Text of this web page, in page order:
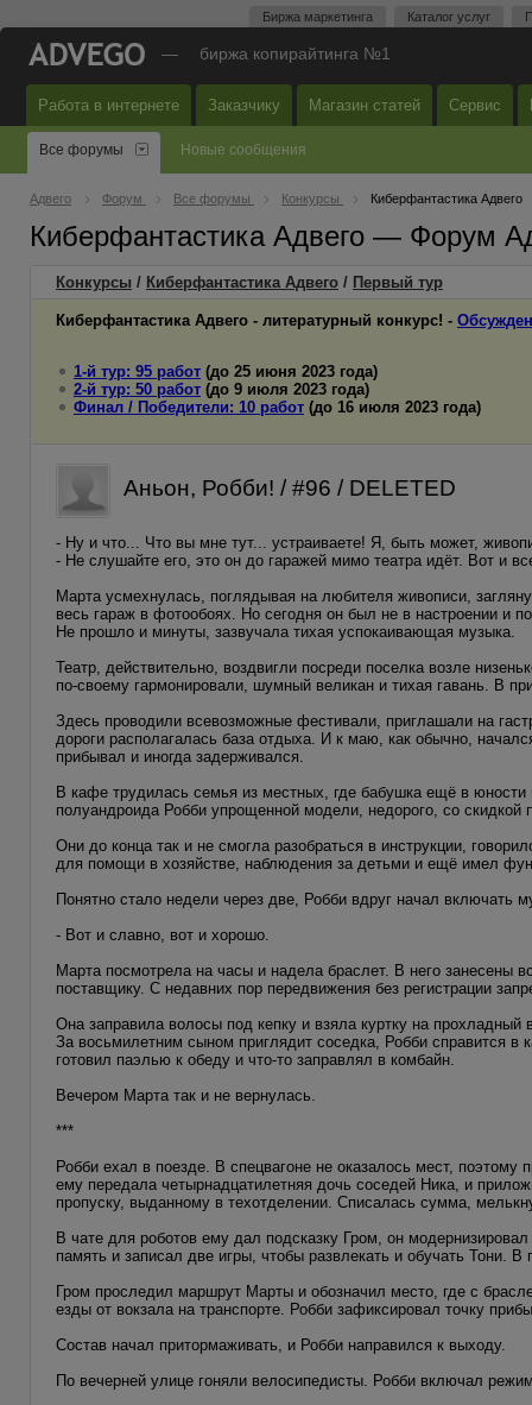
Биржа маркетинга Каталог услуг
— биржа копирайтинга №1
Работа в интернете Заказчику Магазин статей Сервис
Все форумы Новые сообщения
Адвего Форум Все форумы Конкурсы Киберфантастика Адвего
Киберфантастика Адвего — Форум
Конкурсы / Киберфантастика Адвего / Первый тур
Киберфантастика Адвего - литературный конкурс! -
1-й тур: 95 работ (до 25 июня 2023 года)
2-й тур: 50 работ (до 9 июля 2023 года)
Финал / Победители: 10 работ (до 16 июля 2023 года)
Аньон, Робби! / #96 / DELETED
- Ну и что... Что вы мне тут... устраиваете! Я, быть может,
- Не слушайте его, это он до гаражей мимо театра идёт. Вот и
Марта усмехнулась, поглядывая на любителя живописи,
весь гараж в фотообоях. Но сегодня он был не в настроении и
Не прошло и минуты, зазвучала тихая успокаивающая музыка.
Театр, действительно, воздвигли посреди поселка возле
по-своему гармонировали, шумный великан и тихая гавань. В
Здесь проводили всевозможные фестивали, приглашали на
дороги располагалась база отдыха. И к маю, как обычно,
прибывал и иногда задерживался.
В кафе трудилась семья из местных, где бабушка ещё в
полуандроида Робби упрощенной модели, недорого, со скидкой
Они до конца так и не смогла разобраться в инструкции,
для помощи в хозяйстве, наблюдения за детьми и ещё имел
Понятно стало недели через две, Робби вдруг начал включать
- Вот и славно, вот и хорошо.
Марта посмотрела на часы и надела браслет. В него занесены
поставщику. С недавних пор передвижения без регистрации
Она заправила волосы под кепку и взяла куртку на прохладный
За восьмилетним сыном приглядит соседка, Робби справится
готовил паэлью к обеду и что-то заправлял в комбайн.
Вечером Марта так и не вернулась.
***
Робби ехал в поезде. В спецвагоне не оказалось мест,
ему передала четырнадцатилетняя дочь соседей Ника, и
пропуску, выданному в техотделении. Списалась сумма,
В чате для роботов ему дал подсказку Гром, он
память и записал две игры, чтобы развлекать и обучать Тони.
Гром проследил маршрут Марты и обозначил место, где с
езды от вокзала на транспорте. Робби зафиксировал точку
Состав начал притормаживать, и Робби направился к выходу.
По вечерней улице гоняли велосипедисты. Робби включал